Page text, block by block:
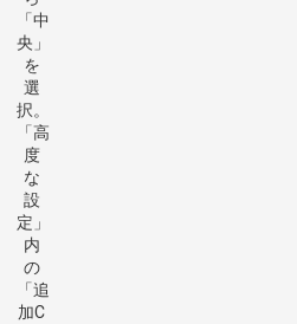
「中
央」
を
選
択。
「高
度
な
設
定」
内
の
「追
加C